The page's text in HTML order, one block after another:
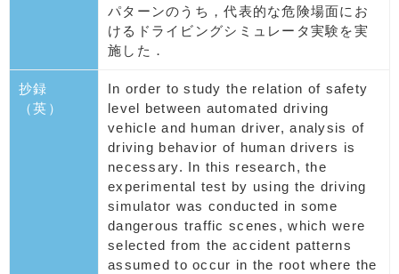
パターンのうち，代表的な危険場面にお
けるドライビングシミュレータ実験を実
施した．
抄録
（英）
In order to study the relation of safety
level between automated driving
vehicle and human driver, analysis of
driving behavior of human drivers is
necessary. In this research, the
experimental test by using the driving
simulator was conducted in some
dangerous traffic scenes, which were
selected from the accident patterns
assumed to occur in the root where the